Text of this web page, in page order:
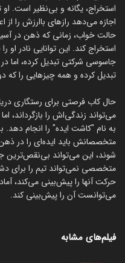
استخراج، یگانه و بی‌نظیر است. او
اجازه می‌دهد رازهای باارزش را از
حالت خواب، زمانی که ذهن در
استخراج کند. این توانایی نادر او
جاسوسی شرکتی تبدیل کرده، اما
تبدیل کرده و همه چیزهایی را
حال کاب فرصتی برای رستگاری
می‌تواند زندگی‌اش را بازگرداند،
به نام "کاشت ایده" را انجام
متخصصانش باید ایده‌ای را در
شوند، این می‌تواند بی‌نقص‌ترین
متخصصی نمی‌تواند تیم را برای
حرکت آنها را پیش‌بینی می‌کند،
می‌توانست آن را پیش‌بینی کند.
فیلم‌های مشابه